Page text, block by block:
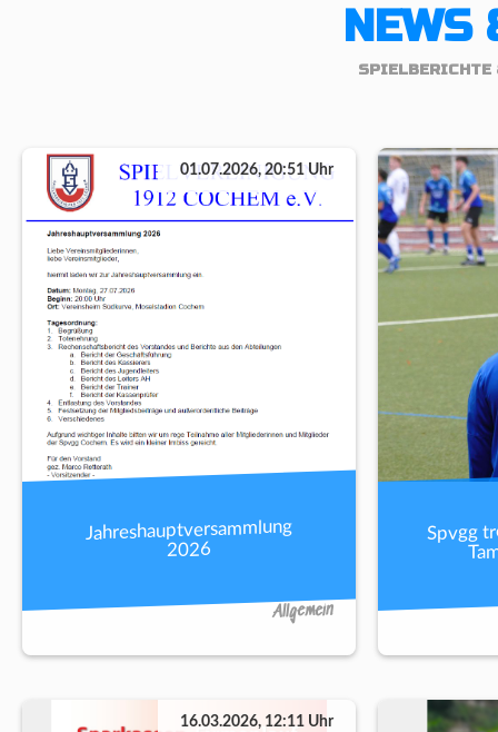
NEWS
SPIELBERICHTE
01.07.2026, 20:51 Uhr
Jahreshauptversammlung
2026
Allgemein
Spvgg
16.03.2026, 12:11 Uhr